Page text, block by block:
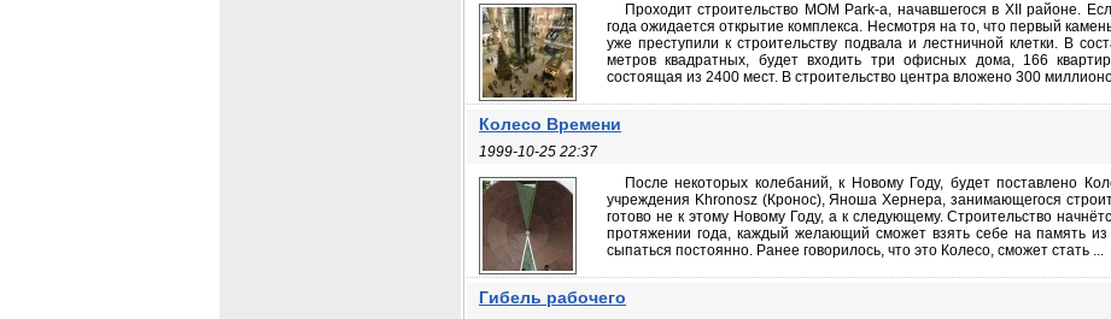
Проходит строительство МОМ Park-а, начавшегося в XII районе.
года ожидается открытие комплекса. Несмотря на то, что первый
уже преступили к строительству подвала и лестничной клетки. В
метров квадратных, будет входить три офисных дома, 166
состоящая из 2400 мест. В строительство центра вложено 300
Колесо Времени
1999-10-25 22:37
После некоторых колебаний, к Новому Году, будет поставлено
учреждения Khronosz (Кронос), Яноша Хернера, занимающегося
готово не к этому Новому Году, а к следующему. Строительство
протяжении года, каждый желающий сможет взять себе на память из
сыпаться постоянно. Ранее говорилось, что это Колесо, сможет стать ...
Гибель рабочего